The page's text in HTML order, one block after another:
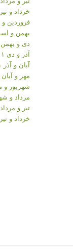
خرداد و تیر ۱۴۰۲
فروردین و
بهمن و اسفند
دی و بهمن ۱۴۰۱
آذر و دی ۱۴۰۱
آبان و آذر ۱۴۰۱
مهر و آبان ۱۴۰۱
شهریور و مهر
مرداد و
تیر و مرداد ۱۴۰۱
خرداد و تیر ۱۴۰۱